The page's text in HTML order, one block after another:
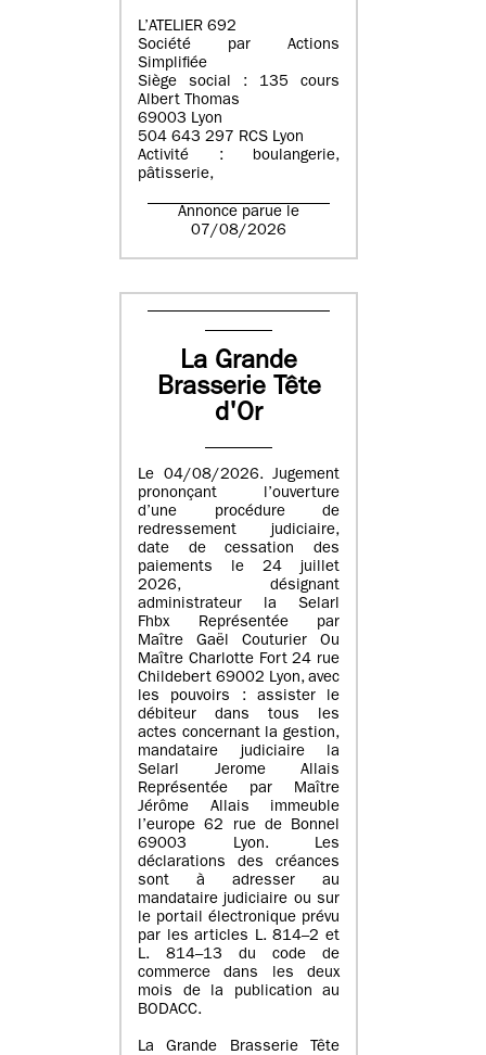
L’ATELIER 692
Société par Actions
Simplifiée
Siège social : 135 cours
Albert Thomas
69003 Lyon
504 643 297 RCS Lyon
Activité : boulangerie,
pâtisserie,
Annonce parue le
07/08/2026
La Grande
Brasserie Tête
d'Or
Le 04/08/2026. Jugement
prononçant l’ouverture
d’une procédure de
redressement judiciaire,
date de cessation des
paiements le 24 juillet
2026, désignant
administrateur la Selarl
Fhbx Représentée par
Maître Gaël Couturier Ou
Maître Charlotte Fort 24 rue
Childebert 69002 Lyon, avec
les pouvoirs : assister le
débiteur dans tous les
actes concernant la gestion,
mandataire judiciaire la
Selarl Jerome Allais
Représentée par Maître
Jérôme Allais immeuble
l’europe 62 rue de Bonnel
69003 Lyon. Les
déclarations des créances
sont à adresser au
mandataire judiciaire ou sur
le portail électronique prévu
par les articles L. 814–2 et
L. 814–13 du code de
commerce dans les deux
mois de la publication au
BODACC.
La Grande Brasserie Tête